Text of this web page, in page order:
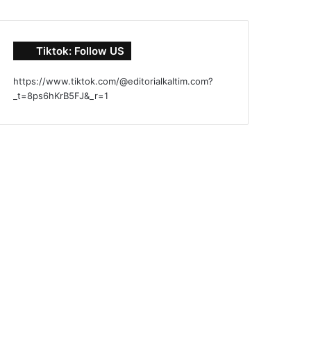
Tiktok: Follow US
https://www.tiktok.com/@editorialkaltim.com?
_t=8ps6hKrB5FJ&_r=1